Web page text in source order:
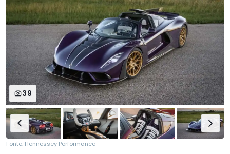
39
Fonte: Hennessey Performance